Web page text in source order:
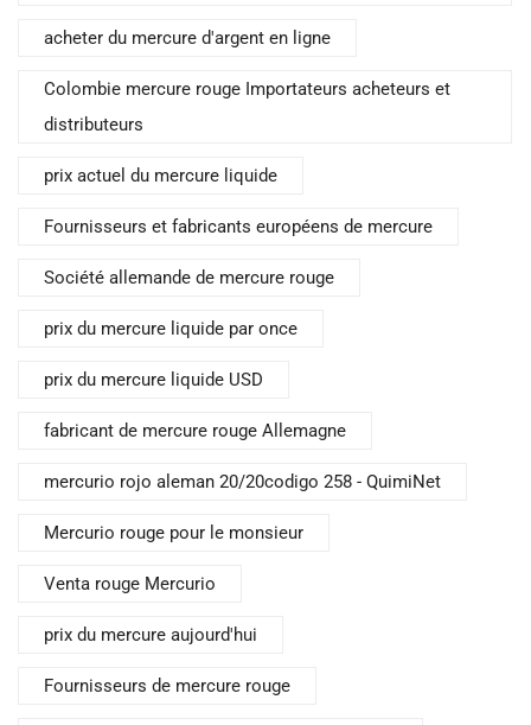
acheter du mercure d'argent en ligne
Colombie mercure rouge Importateurs acheteurs et
distributeurs
prix actuel du mercure liquide
Fournisseurs et fabricants européens de mercure
Société allemande de mercure rouge
prix du mercure liquide par once
prix du mercure liquide USD
fabricant de mercure rouge Allemagne
mercurio rojo aleman 20/20codigo 258 - QuimiNet
Mercurio rouge pour le monsieur
Venta rouge Mercurio
prix du mercure aujourd'hui
Fournisseurs de mercure rouge